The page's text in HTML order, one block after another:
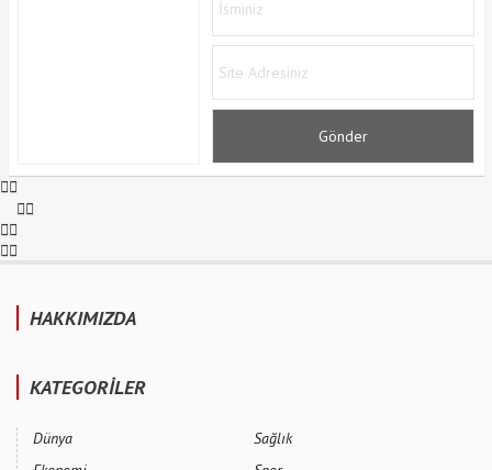
HAKKIMIZDA
KATEGORİLER
Dünya
Sağlık